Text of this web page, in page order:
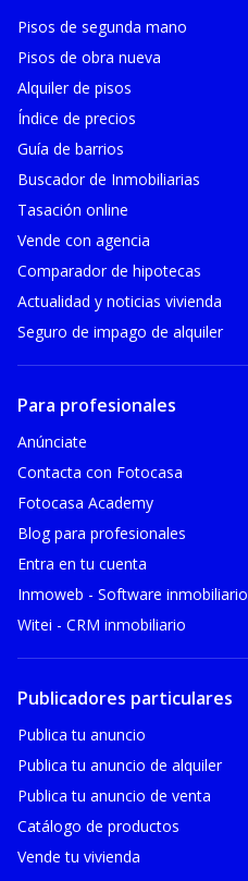
Pisos de segunda mano
Pisos de obra nueva
Alquiler de pisos
Índice de precios
Guía de barrios
Buscador de Inmobiliarias
Tasación online
Vende con agencia
Comparador de hipotecas
Actualidad y noticias vivienda
Seguro de impago de alquiler
Para profesionales
Anúnciate
Contacta con Fotocasa
Fotocasa Academy
Blog para profesionales
Entra en tu cuenta
Inmoweb - Software inmobiliario
Witei - CRM inmobiliario
Publicadores particulares
Publica tu anuncio
Publica tu anuncio de alquiler
Publica tu anuncio de venta
Catálogo de productos
Vende tu vivienda